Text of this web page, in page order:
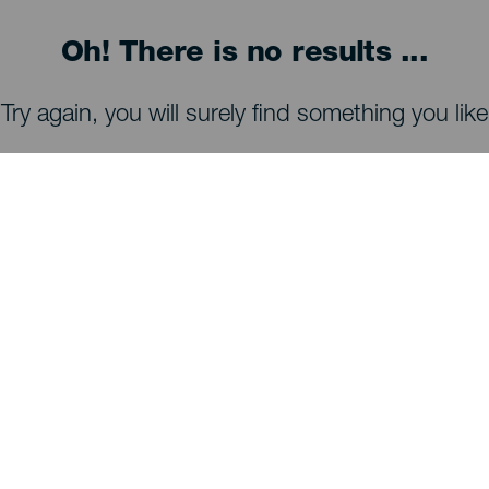
Oh! There is no results ...
Try again, you will surely find something you like